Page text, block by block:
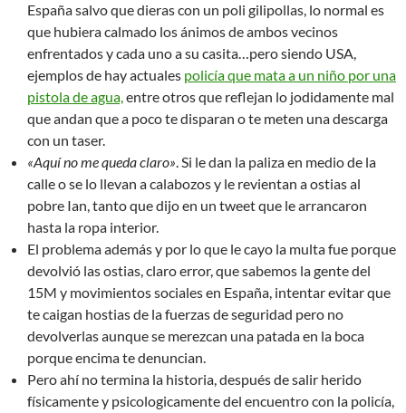
España salvo que dieras con un poli gilipollas, lo normal es
que hubiera calmado los ánimos de ambos vecinos
enfrentados y cada uno a su casita…pero siendo USA,
ejemplos de hay actuales policía que mata a un niño por una
pistola de agua,entre otros que reflejan lo jodidamente mal
que andan que a poco te disparan o te meten una descarga
con un taser.
«Aquí no me queda claro». Si le dan la paliza en medio de la
calle o se lo llevan a calabozos y le revientan a ostias al
pobre Ian, tanto que dijo en un tweet que le arrancaron
hasta la ropa interior.
El problema además y por lo que le cayo la multa fue porque
devolvió las ostias, claro error, que sabemos la gente del
15M y movimientos sociales en España, intentar evitar que
te caigan hostias de la fuerzas de seguridad pero no
devolverlas aunque se merezcan una patada en la boca
porque encima te denuncian.
Pero ahí no termina la historia, después de salir herido
físicamente y psicologicamente del encuentro con la policía,